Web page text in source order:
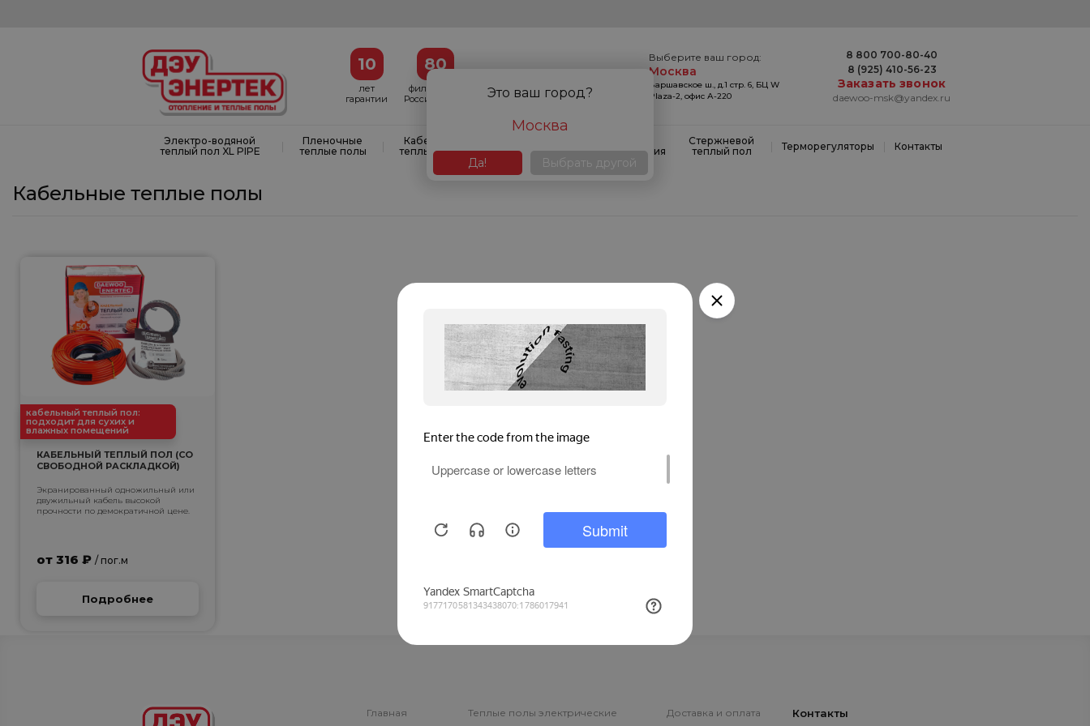
10
лет
гарантии
80
филиалов в
России и СНГ
Выберите ваш город:
Москва
Варшавское ш., д.1 стр. 6, БЦ W
Plaza-2, офис А-220
8 800 700-80-40
8 (925) 410-56-23
Заказать звонок
daewoo-msk@yandex.ru
Электро-водяной
теплый пол XL PIPE
Пленочные
теплые полы
Кабельные
теплые полы
маты
антиобледенения
Стержневой
теплый пол
Терморегуляторы Контакты
Кабельные теплые полы
кабельный теплый пол:
подходит для сухих и
влажных помещений
КАБЕЛЬНЫЙ ТЕПЛЫЙ ПОЛ (СО
СВОБОДНОЙ РАСКЛАДКОЙ)
Экранированный одножильный или
двужильный кабель высокой
прочности по демократичной цене.
от 316 ₽ / пог.м
Подробнее
Главная Теплые полы электрические Доставка и оплата Контакты
Это ваш город?
Москва
Да! Выбрать другой